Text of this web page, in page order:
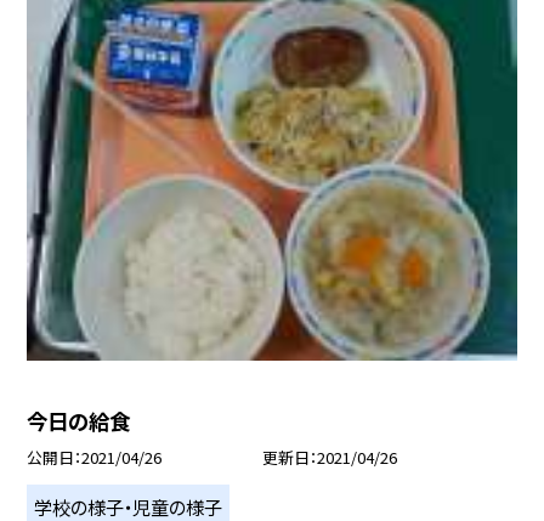
今日の給食
公開日 2021/04/26 更新日 2021/04/26
学校の様子・児童の様子